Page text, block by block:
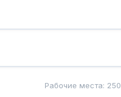
Рабочие места: 250